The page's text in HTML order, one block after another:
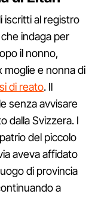
iscritti al registro
indaga per
il nonno,
moglie e nonna di
di reato. Il
senza avvisare
dalla Svizzera. I
del piccolo
aveva affidato
di provincia
a